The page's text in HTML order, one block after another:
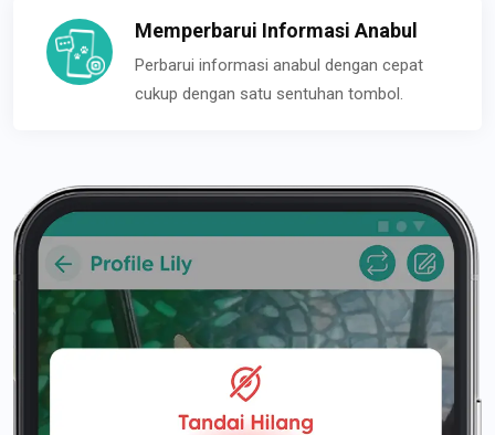
Memperbarui Informasi Anabul
Perbarui informasi anabul dengan cepat
cukup dengan satu sentuhan tombol.